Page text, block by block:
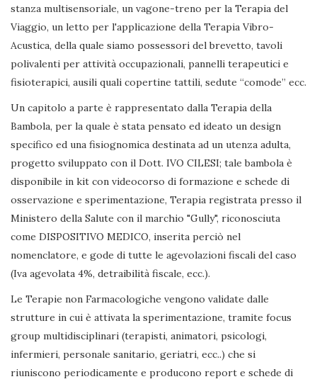
stanza multisensoriale, un vagone-treno per la Terapia del
Viaggio, un letto per l'applicazione della Terapia Vibro-
Acustica, della quale siamo possessori del brevetto, tavoli
polivalenti per attività occupazionali, pannelli terapeutici e
fisioterapici, ausili quali copertine tattili, sedute “comode” ecc.
Un capitolo a parte è rappresentato dalla Terapia della
Bambola, per la quale è stata pensato ed ideato un design
specifico ed una fisiognomica destinata ad un utenza adulta,
progetto sviluppato con il Dott. IVO CILESI; tale bambola è
disponibile in kit con videocorso di formazione e schede di
osservazione e sperimentazione, Terapia registrata presso il
Ministero della Salute con il marchio "Gully", riconosciuta
come DISPOSITIVO MEDICO, inserita perciò nel
nomenclatore, e gode di tutte le agevolazioni fiscali del caso
(Iva agevolata 4%, detraibilità fiscale, ecc.).
Le Terapie non Farmacologiche vengono validate dalle
strutture in cui è attivata la sperimentazione, tramite focus
group multidisciplinari (terapisti, animatori, psicologi,
infermieri, personale sanitario, geriatri, ecc..) che si
riuniscono periodicamente e producono report e schede di